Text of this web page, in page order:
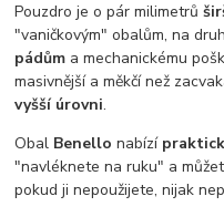
Pouzdro je o pár milimetrů
"vaničkovým" obalům, na
pádům a mechanickému
masivnější a měkčí než
vyšší úrovni.
Obal Benellonabízí
"navléknete na ruku" a
pokud ji nepoužijete, nijak